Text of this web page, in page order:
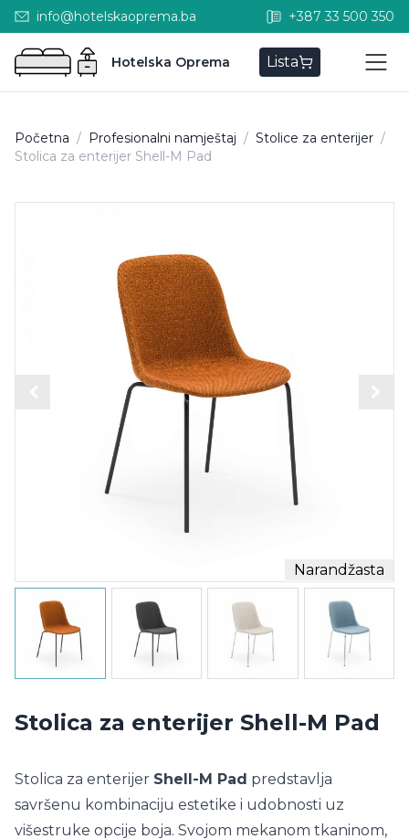
info@hotelskaoprema.ba +387 33 500 350
Hotelska Oprema Lista
Početna / Profesionalni namještaj / Stolice za enterijer /
Stolica za enterijer Shell-M Pad
Narandžasta
Stolica za enterijer Shell-M Pad
Stolica za enterijer Shell-M Pad predstavlja
savršenu kombinaciju estetike i udobnosti uz
višestruke opcije boja. Svojom mekanom tkaninom,